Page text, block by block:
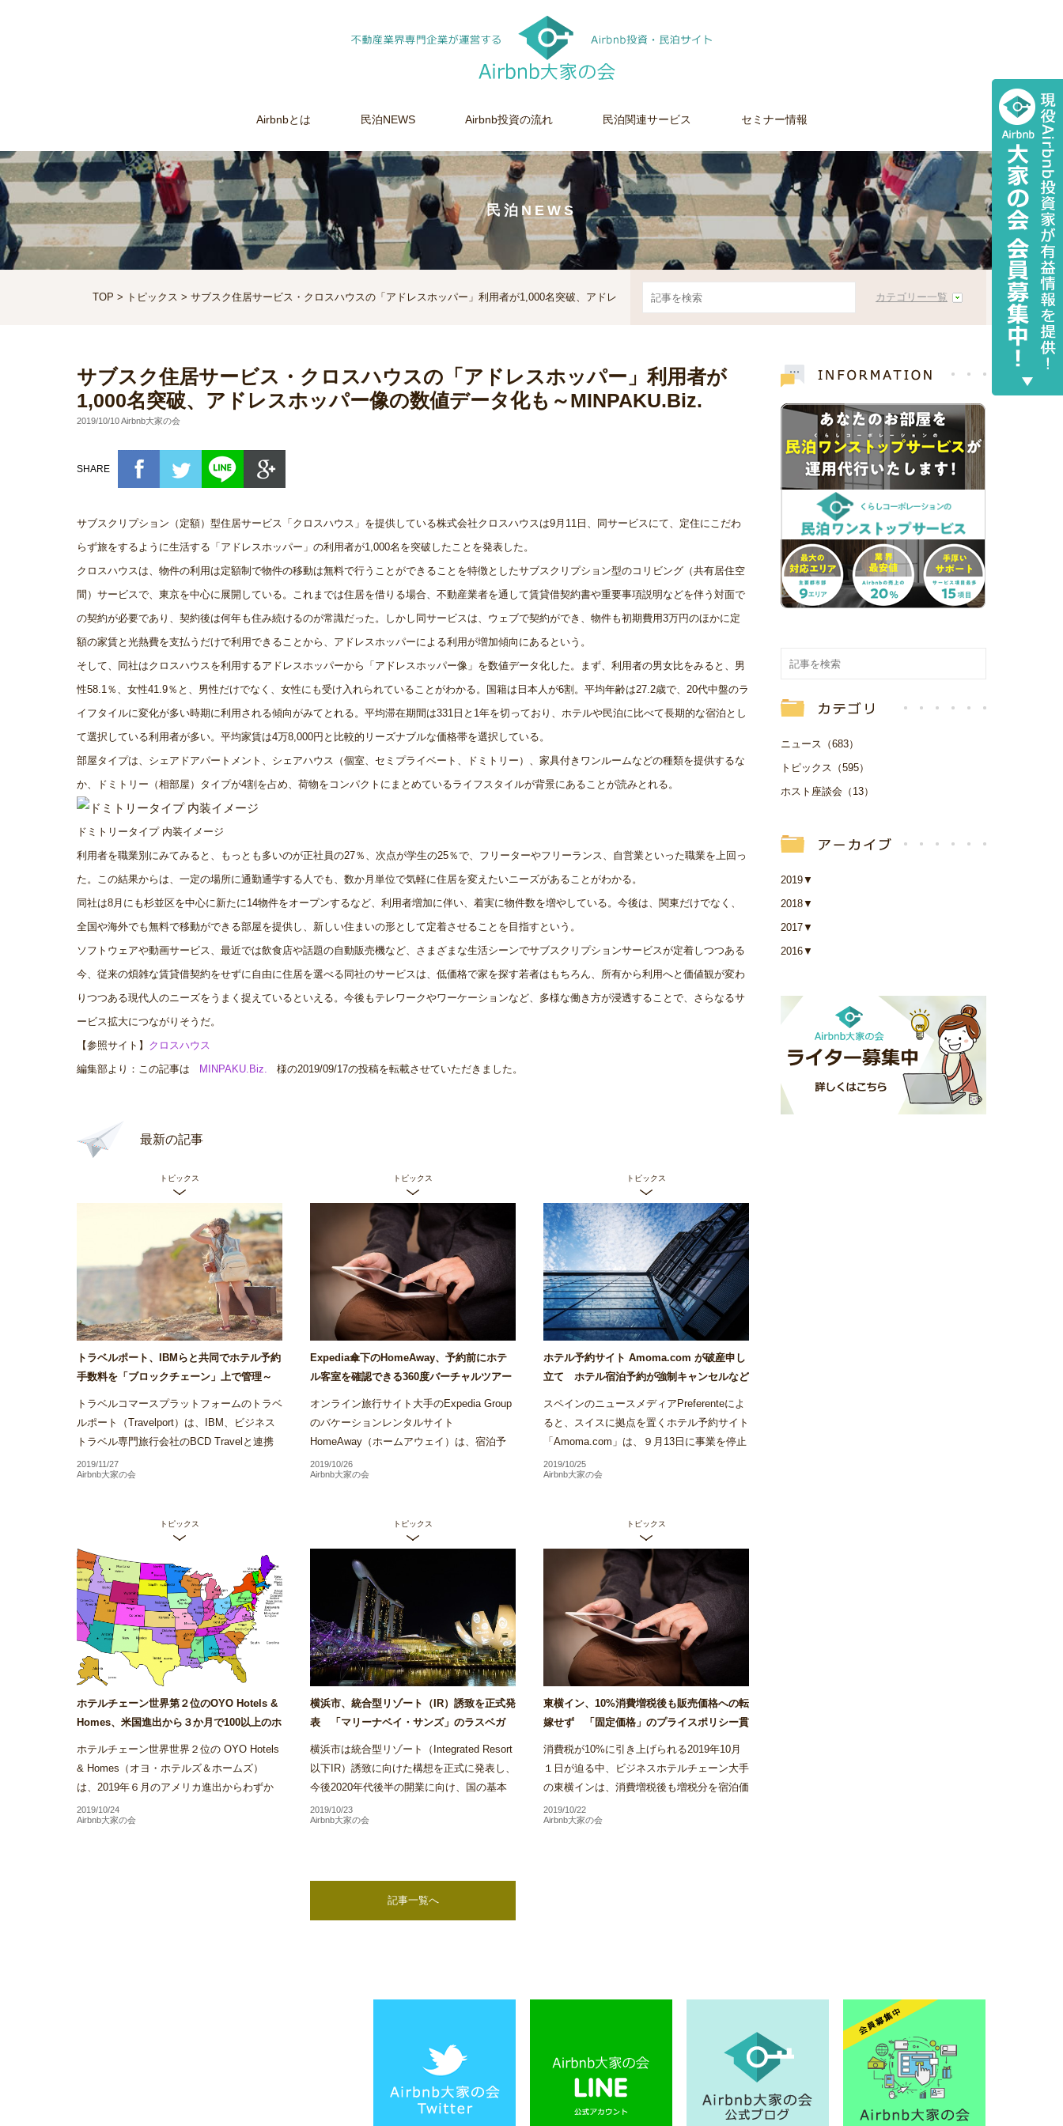
Airbnbとは 民泊NEWS Airbnb投資の流れ 民泊関連サービス セミナー情報
民泊NEWS
TOP > トピックス > サブスク住居サービス・クロスハウスの「アドレスホッパー」利用者が1,000名突破、アドレ カテゴリー一覧
サブスク住居サービス・クロスハウスの「アドレスホッパー」利用者が
1,000名突破、アドレスホッパー像の数値データ化も～MINPAKU.Biz.
2019/10/10 Airbnb大家の会
SHARE
サブスクリプション（定額）型住居サービス「クロスハウス」を提供している株式会社クロスハウスは9月11日、同サービスにて、定住にこだわ
らず旅をするように生活する「アドレスホッパー」の利用者が1,000名を突破したことを発表した。
クロスハウスは、物件の利用は定額制で物件の移動は無料で行うことができることを特徴としたサブスクリプション型のコリビング（共有居住空
間）サービスで、東京を中心に展開している。これまでは住居を借りる場合、不動産業者を通して賃貸借契約書や重要事項説明などを伴う対面で
の契約が必要であり、契約後は何年も住み続けるのが常識だった。しかし同サービスは、ウェブで契約ができ、物件も初期費用3万円のほかに定
額の家賃と光熱費を支払うだけで利用できることから、アドレスホッパーによる利用が増加傾向にあるという。
そして、同社はクロスハウスを利用するアドレスホッパーから「アドレスホッパー像」を数値データ化した。まず、利用者の男女比をみると、男
性58.1％、女性41.9％と、男性だけでなく、女性にも受け入れられていることがわかる。国籍は日本人が6割。平均年齢は27.2歳で、20代中盤のラ
イフタイルに変化が多い時期に利用される傾向がみてとれる。平均滞在期間は331日と1年を切っており、ホテルや民泊に比べて長期的な宿泊とし
て選択している利用者が多い。平均家賃は4万8,000円と比較的リーズナブルな価格帯を選択している。
部屋タイプは、シェアドアパートメント、シェアハウス（個室、セミプライベート、ドミトリー）、家具付きワンルームなどの種類を提供するな
か、ドミトリー（相部屋）タイプが4割を占め、荷物をコンパクトにまとめているライフスタイルが背景にあることが読みとれる。
ドミトリータイプ 内装イメージ
利用者を職業別にみてみると、もっとも多いのが正社員の27％、次点が学生の25％で、フリーターやフリーランス、自営業といった職業を上回っ
た。この結果からは、一定の場所に通勤通学する人でも、数か月単位で気軽に住居を変えたいニーズがあることがわかる。
同社は8月にも杉並区を中心に新たに14物件をオープンするなど、利用者増加に伴い、着実に物件数を増やしている。今後は、関東だけでなく、
全国や海外でも無料で移動ができる部屋を提供し、新しい住まいの形として定着させることを目指すという。
ソフトウェアや動画サービス、最近では飲食店や話題の自動販売機など、さまざまな生活シーンでサブスクリプションサービスが定着しつつある
今、従来の煩雑な賃貸借契約をせずに自由に住居を選べる同社のサービスは、低価格で家を探す若者はもちろん、所有から利用へと価値観が変わ
りつつある現代人のニーズをうまく捉えているといえる。今後もテレワークやワーケーションなど、多様な働き方が浸透することで、さらなるサ
ービス拡大につながりそうだ。
【参照サイト】 クロスハウス
編集部より：この記事は
MINPAKU.Biz. 様の2019/09/17の投稿を転載させていただきました。
最新の記事
トピックス
トラベルポート、IBMらと共同でホテル予約
手数料を「ブロックチェーン」上で管理～
トラベルコマースプラットフォームのトラベ
ルポート（Travelport）は、IBM、ビジネス
トラベル専門旅行会社のBCD Travelと連携
し、ブロックチェーンを活用したホテル予約
手数料の管理プラット...
2019/11/27
Airbnb大家の会
トピックス
Expedia傘下のHomeAway、予約前にホテ
ル客室を確認できる360度バーチャルツアー
の運用をバリでローンチ～Airstair
オンライン旅行サイト大手のExpedia Group
のバケーションレンタルサイト
HomeAway（ホームアウェイ）は、宿泊予
約を行う前にホテル客室内を360度確認でき
るバーチャルツアーの運用をバリでス...
2019/10/26
Airbnb大家の会
トピックス
ホテル予約サイト Amoma.com が破産申し
立て ホテル宿泊予約が強制キャンセルなど
スペインのニュースメディアPreferenteによ
ると、スイスに拠点を置くホテル予約サイト
「Amoma.com」は、９月13日に事業を停止
し破産申し立てを行ったことがわかった。
Amomaは、2013年に創業...
2019/10/25
Airbnb大家の会
トピックス
ホテルチェーン世界第２位のOYO Hotels &
Homes、米国進出から３か月で100以上のホ
テルを展開～Airstair
ホテルチェーン世界世界２位の OYO Hotels
& Homes（オヨ・ホテルズ＆ホームズ）
は、2019年６月のアメリカ進出からわずか
３か月で同社が展開するホテル施設数がアメ
リカ国内だけで100を...
2019/10/24
Airbnb大家の会
トピックス
横浜市、統合型リゾート（IR）誘致を正式発
表 「マリーナベイ・サンズ」のラスベガ
ス・サンズも参入意欲～Airstair
横浜市は統合型リゾート（Integrated Resort
以下IR）誘致に向けた構想を正式に発表し、
今後2020年代後半の開業に向け、国の基本
方針を受けた実施方針の策定やIR事業者決定
といった本格的な検...
2019/10/23
Airbnb大家の会
トピックス
東横イン、10%消費増税後も販売価格への転
嫁せず 「固定価格」のプライスポリシー貫
く方針～Airstair
消費税が10%に引き上げられる2019年10月
１日が迫る中、ビジネスホテルチェーン大手
の東横インは、消費増税後も増税分を宿泊価
格に上乗せする目的での料金改定は実施しな
い方針であることを明...
2019/10/22
Airbnb大家の会
記事一覧へ
ニュース（683）
トピックス（595）
ホスト座談会（13）
2019▼
2018▼
2017▼
2016▼